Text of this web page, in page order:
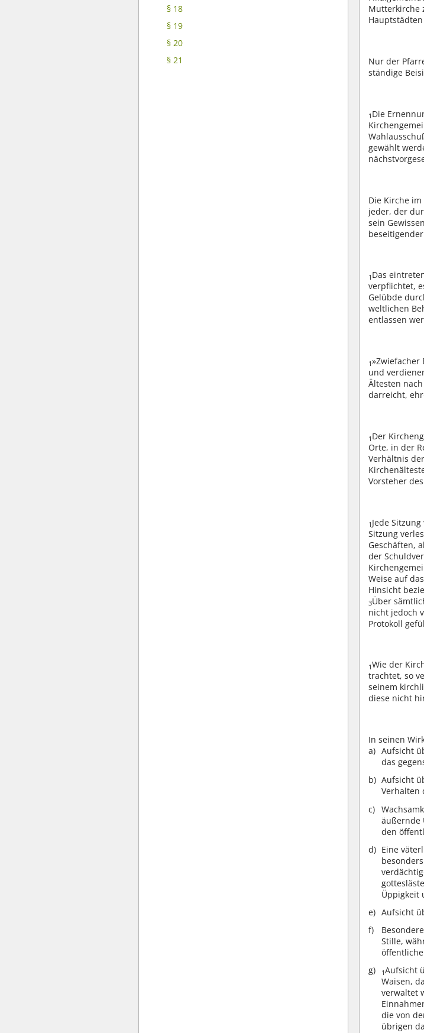
§ 18
§ 19
§ 20
§ 21
Mutterkirche
Nur der
ständige
1 Die
gewählt
Die Kirche
jeder, der
sein
1 Das
verpflichtet,
Gelübde
weltlichen
entlassen
1»Zwiefacher
und
Ältesten
darreicht,
1 Der
Orte, in der
Verhältnis
Vorsteher
1Jede
Sitzung
Geschäften,
der
Weise auf
Hinsicht
3Über
nicht jedoch
Protokoll
1Wie der
trachtet, so
seinem
diese nicht
In seinen
Aufsicht
das
Aufsicht
Verhalten
äußernde
den
Eine
Üppigkeit
Aufsicht
Stille,
1Aufsicht
Waisen,
verwaltet
die von
übrigen